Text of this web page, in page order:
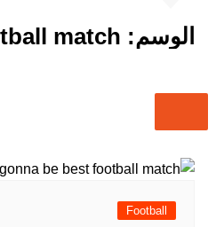
الوسم: match
Football